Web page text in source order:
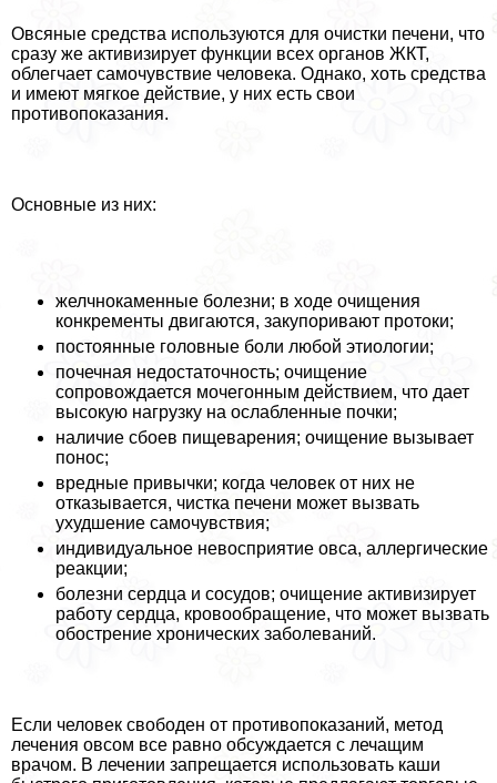
Овсяные средства используются для очистки печени, что
сразу же активизирует функции всех органов ЖКТ,
облегчает самочувствие человека. Однако, хоть средства
и имеют мягкое действие, у них есть свои
противопоказания.
Основные из них:
желчнокаменные болезни; в ходе очищения
конкременты двигаются, закупоривают протоки;
постоянные головные боли любой этиологии;
почечная недостаточность; очищение
сопровождается мочегонным действием, что дает
высокую нагрузку на ослабленные почки;
наличие сбоев пищеварения; очищение вызывает
понос;
вредные привычки; когда человек от них не
отказывается, чистка печени может вызвать
ухудшение самочувствия;
индивидуальное невосприятие овса, аллергические
реакции;
болезни сердца и сосудов; очищение активизирует
работу сердца, кровообращение, что может вызвать
обострение хронических заболеваний.
Если человек свободен от противопоказаний, метод
лечения овсом все равно обсуждается с лечащим
врачом. В лечении запрещается использовать каши